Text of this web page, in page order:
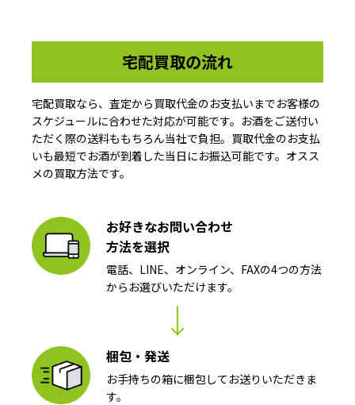
宅配買取の流れ
宅配買取なら、査定から買取代金のお支払いまでお客様の
スケジュールに合わせた対応が可能です。お酒をご送付い
ただく際の送料ももちろん当社で負担。買取代金のお支払
いも最短でお酒が到着した当日にお振込可能です。オスス
メの買取方法です。
お好きなお問い合わせ
方法を選択
電話、LINE、オンライン、FAXの4つの方法
からお選びいただけます。
梱包・発送
お手持ちの箱に梱包してお送りいただきま
す。